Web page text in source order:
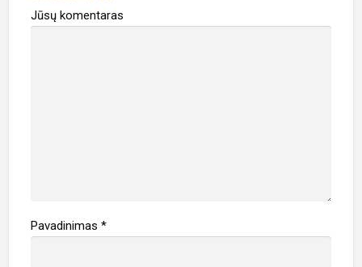
p
r
Jūsų komentaras
Pavadinimas *